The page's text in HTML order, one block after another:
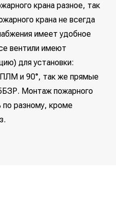
крана разное, так
крана не всегда
имеет удобное
вентили имеют
для установки:
и 90°, так же прямые
Монтаж пожарного
разному, кроме